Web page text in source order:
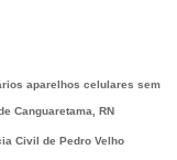
Civil de Pedro Velho